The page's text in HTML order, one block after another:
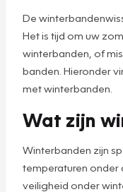
De
Het is tijd om uw
winterbanden, of
banden. Hieronder
met winterbanden.
Wat zijn
Winterbanden zijn
temperaturen onder
veiligheid onder